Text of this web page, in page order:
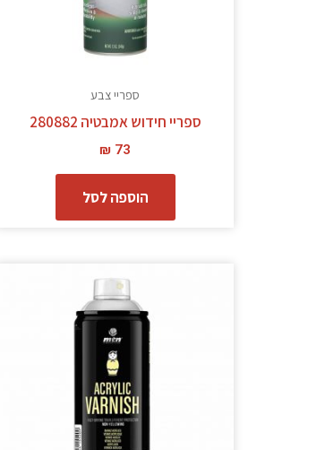
ספריי צבע
ספריי חידוש אמבטיה 280882
₪ 73
הוספה לסל